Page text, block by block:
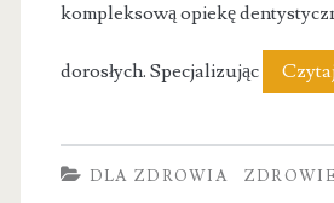
kompleksową opiekę
dorosłych. Specjalizując
DLA ZDROWIA